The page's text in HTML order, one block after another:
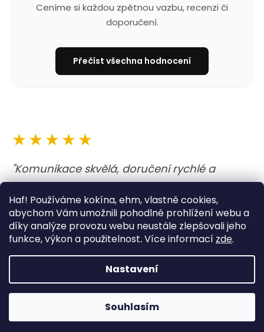
Haf! Používáme kokína, ehm, vlastně cookies,
abychom Vám umožnili pohodlné prohlížení webu a
díky analýze provozu webu neustále zlepšovali jeho
funkce, výkon a použitelnost.Více informací zde.
Nastavení
Souhlasím
K nákupu prémiová zubní pasta od Furnatura zdarma!
Ceníme si každou zpětnou vazbu, recenzi či
doporučení.
Přečíst všechna hodnocení
★★★★★
"Komunikace skvělá, doručení rychlé a
obojek i vodítko nejen krásné, ale i kvalitně
udělané. A barvy jsou prostě boží. Opravdu
moc dobrý zážitek. "
Zobrazit všechna hodnocení